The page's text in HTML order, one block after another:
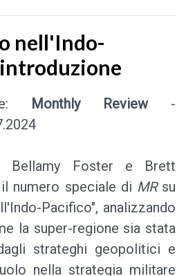
nell'Indo-
Monthly Review-
Bellamy Foster e Brett
numero speciale di MRsu
Pacifico", analizzando
la super-regione sia stata
strateghi geopolitici e
nella strategia militare